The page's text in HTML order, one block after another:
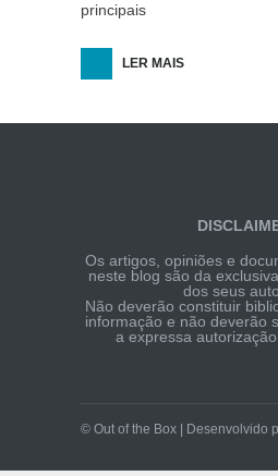
principais
LER MAIS
Os artigos, opiniões e
neste blog são da
dos seus
Não deverão constituir
informação e não deverão
a expressa
© Out of the Box | Desenvolvido